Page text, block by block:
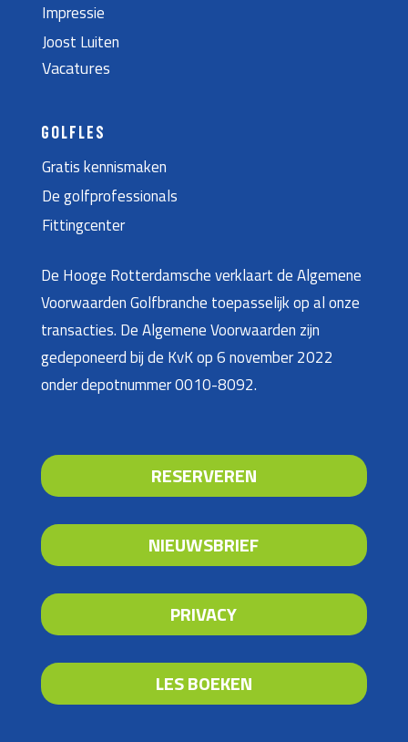
Impressie
Joost Luiten
Vacatures
GOLFLES
Gratis kennismaken
De golfprofessionals
Fittingcenter
De Hooge Rotterdamsche verklaart de Algemene
Voorwaarden Golfbranche toepasselijk op al onze
transacties. De Algemene Voorwaarden zijn
gedeponeerd bij de KvK op 6 november 2022
onder depotnummer 0010-8092.
RESERVEREN
NIEUWSBRIEF
PRIVACY
LES BOEKEN